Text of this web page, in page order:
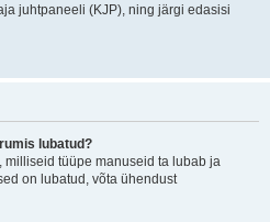
juhtpaneeli (KJP), ning järgi edasisi
lubatud?
milliseid tüüpe manuseid ta lubab ja
on lubatud, võta ühendust